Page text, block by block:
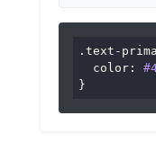
.text-
color :
}